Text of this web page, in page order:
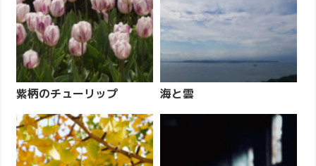
紫柄のチューリップ 海と雲